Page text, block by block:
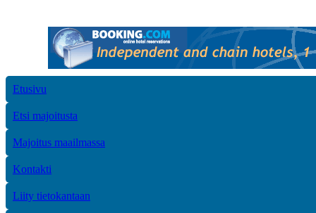
Etusivu
Etsi majoitusta
Majoitus maailmassa
Kontakti
Liity tietokantaan